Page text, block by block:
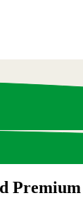
Premium